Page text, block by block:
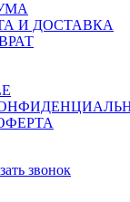
И ДОСТАВКА
звонок